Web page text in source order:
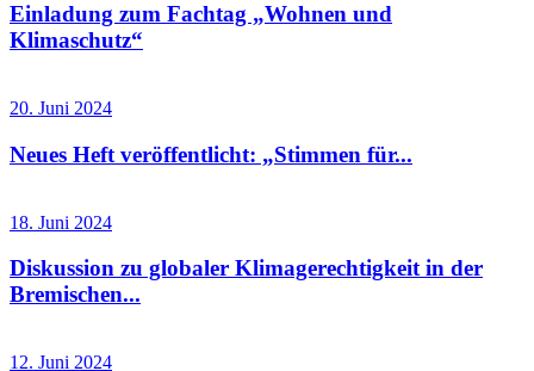
Einladung zum Fachtag „Wohnen und
Klimaschutz“
20. Juni 2024
Neues Heft veröffentlicht: „Stimmen für...
18. Juni 2024
Diskussion zu globaler Klimagerechtigkeit in der
Bremischen...
12. Juni 2024